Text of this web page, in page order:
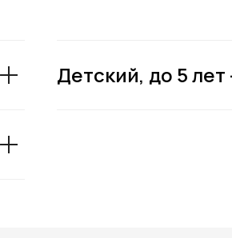
Детский, до 5 лет